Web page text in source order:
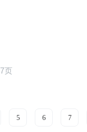
7页
5 6 7